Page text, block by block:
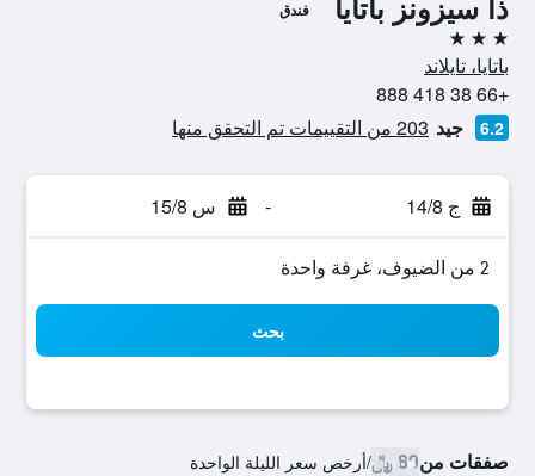
فندق
3 نجوم
باتايا، تايلاند
+66 38 418 888
6.2 جيد 203 من التقييمات تم التحقق منها
ج 14/8 - س 15/8
2 من الضيوف، غرفة واحدة
بحث
صفقات من89 ﷼ /أرخص سعر الليلة الواحدة